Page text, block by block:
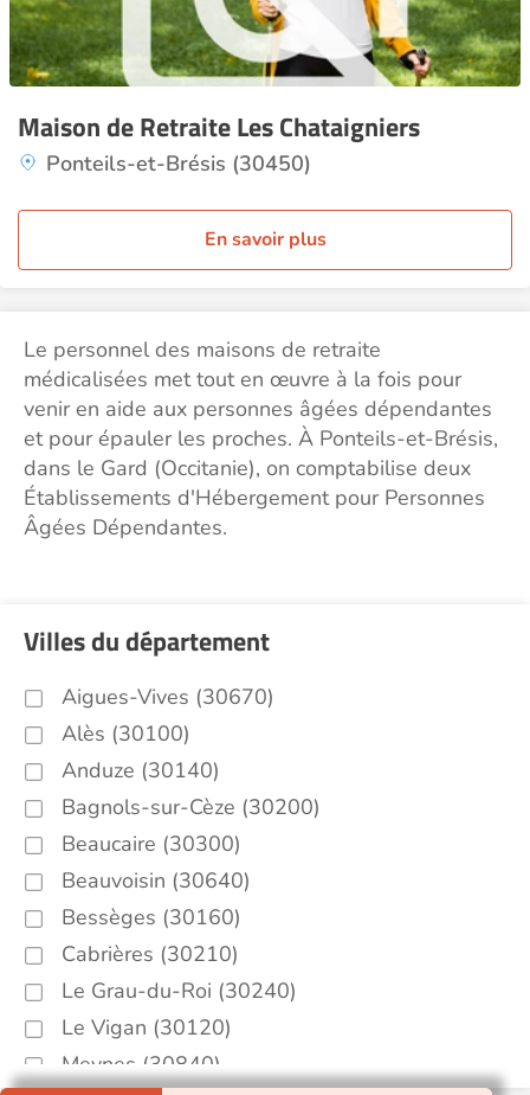
Maison de Retraite Les Chataigniers
Ponteils-et-Brésis (30450)
En savoir plus
Le personnel des maisons de retraite
médicalisées met tout en œuvre à la fois pour
venir en aide aux personnes âgées dépendantes
et pour épauler les proches. À Ponteils-et-Brésis,
dans le Gard (Occitanie), on comptabilise deux
Établissements d'Hébergement pour Personnes
Âgées Dépendantes.
Villes du département
Aigues-Vives (30670)
Alès (30100)
Anduze (30140)
Bagnols-sur-Cèze (30200)
Beaucaire (30300)
Beauvoisin (30640)
Bessèges (30160)
Cabrières (30210)
Le Grau-du-Roi (30240)
Le Vigan (30120)
Meynes (30840)